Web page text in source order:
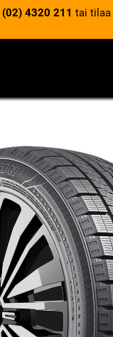
(02) 4320 211 tai tilaa